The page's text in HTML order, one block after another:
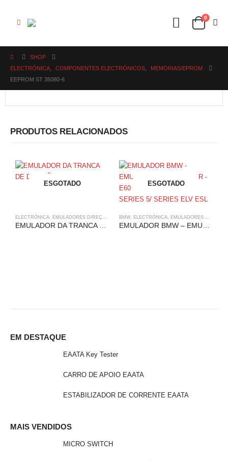
0
SHOP
ELECTRÓNICA
COMPONENTES ELECTRÓNICOS
MEMORIAS/EPROM
EEPROM ST 35080-6
PRODUTOS RELACIONADOS
ESGOTADO
ELECTRÓNICA EMULADORES DIREÇÃO VOLVO
ESGOTADO
BMW, ELECTRÓNICA EMULADORES DIREÇÃO
EM DESTAQUE
EAATA Key Tester
CARRO DE APOIO EAATA
ESTABILIZADOR DE CORRENTE EAATA
MAIS VENDIDOS
MICRO SWITCH